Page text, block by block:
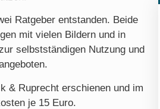
Ratgeber entstanden. Beide
mit vielen Bildern und in
selbstständigen Nutzung und
& Ruprecht erschienen und im
je 15 Euro.